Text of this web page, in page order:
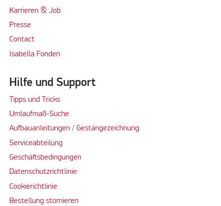
Karrieren & Job
Presse
Contact
Isabella Fonden
Hilfe und Support
Tipps und Tricks
Umlaufmaß-Suche
Aufbauanleitungen / Gestängezeichnung
Serviceabteilung
Geschäftsbedingungen
Datenschutzrichtlinie
Cookierichtlinie
Bestellung stornieren